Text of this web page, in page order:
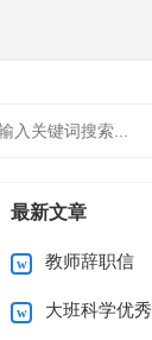
最新文章
教师辞职信
大班科学优秀教案